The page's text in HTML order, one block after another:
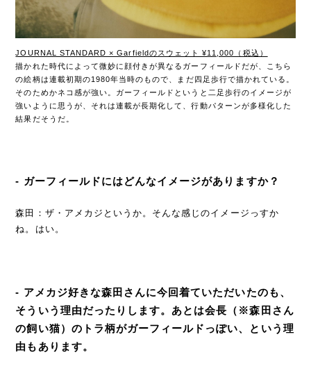
JOURNAL STANDARD × Garfieldのスウェット ¥11,000（税込）
描かれた時代によって微妙に顔付きが異なるガーフィールドだが、こちら
の絵柄は連載初期の1980年当時のもので、まだ四足歩行で描かれている。
そのためかネコ感が強い。ガーフィールドというと二足歩行のイメージが
強いように思うが、それは連載が長期化して、行動パターンが多様化した
結果だそうだ。
- ガーフィールドにはどんなイメージがありますか？
森田：ザ・アメカジというか。そんな感じのイメージっすか
ね。はい。
- アメカジ好きな森田さんに今回着ていただいたのも、
そういう理由だったりします。あとは会長（※森田さん
の飼い猫）のトラ柄がガーフィールドっぽい、という理
由もあります。